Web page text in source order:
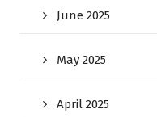
June 2025
May 2025
April 2025